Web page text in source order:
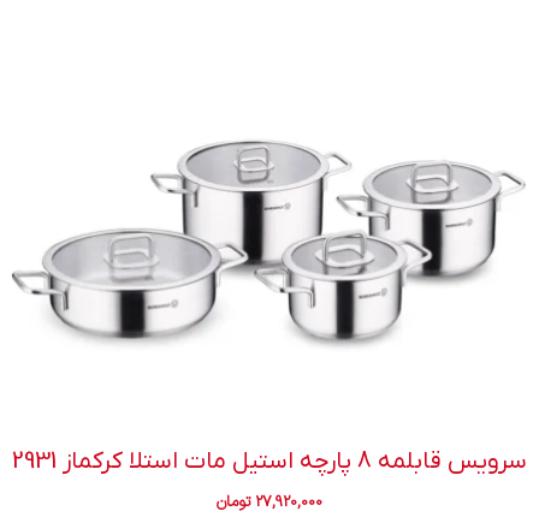
سرویس قابلمه 8 پارچه استیل مات استلا کرکماز 2931
27,920,000 تومان